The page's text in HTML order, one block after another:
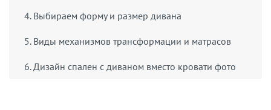
4. Выбираем форму и размер дивана
5. Виды механизмов трансформации и матрасов
6. Дизайн спален с диваном вместо кровати фото